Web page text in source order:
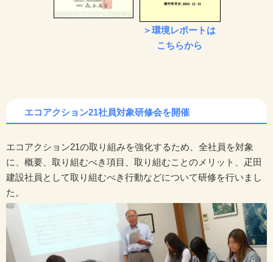
＞環境レポートは
こちらから
エコアクション21社員対象研修会を開催
エコアクション21の取り組みを強化するため、全社員を対象
に、概要、取り組むべき項目、取り組むことのメリット、疋田
建設社員として取り組むべき行動などについて研修を行いまし
た。